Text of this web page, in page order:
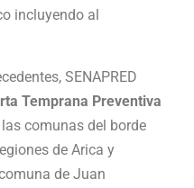
incluyendo al
SENAPRED
Temprana Preventiva
comunas del borde
de Arica y
de Juan